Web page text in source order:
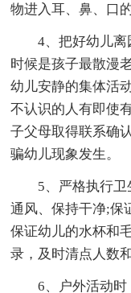
物进入耳、鼻、口
4、把好幼儿离
时候是孩子最散漫
幼儿安静的集体活
不认识的人有即使
子父母取得联系确
骗幼儿现象发生。
5、严格执行卫
通风、保持干净;保
保证幼儿的水杯和
录，及时清点人数
6、户外活动时